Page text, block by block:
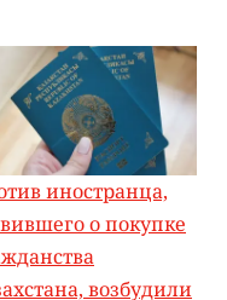
иностранца,
о покупке
возбудили